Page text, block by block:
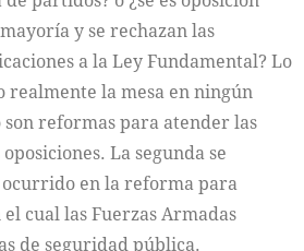
y se rechazan las
a la Ley Fundamental? Lo
realmente la mesa en ningún
reformas para atender las
La segunda se
en la reforma para
cual las Fuerzas Armadas
de seguridad pública.